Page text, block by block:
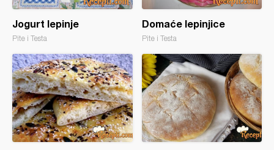
Jogurt lepinje
Pite i Testa
Domaće lepinjice
Pite i Testa